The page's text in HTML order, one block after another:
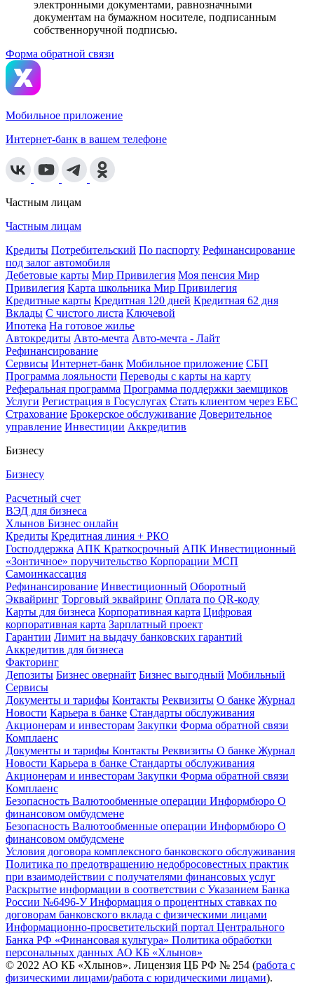
электронными документами, равнозначными
документам на бумажном носителе, подписанным
собственноручной подписью.
Форма обратной связи
Мобильное приложение
Интернет-банк в вашем телефоне
Частным лицам
Частным лицам
Кредиты Потребительский По паспорту Рефинансирование
под залог автомобиля
Дебетовые карты Мир Привилегия Моя пенсия Мир
Привилегия Карта школьника Мир Привилегия
Кредитные карты Кредитная 120 дней Кредитная 62 дня
Вклады С чистого листа Ключевой
Ипотека На готовое жилье
Автокредиты Авто-мечта Авто-мечта - Лайт
Рефинансирование
Сервисы Интернет-банк Мобильное приложение СБП
Программа лояльности Переводы с карты на карту
Реферальная программа Программа поддержки заемщиков
Услуги Регистрация в Госуслугах Стать клиентом через ЕБС
Страхование Брокерское обслуживание Доверительное
управление Инвестиции Аккредитив
Бизнесу
Бизнесу
Расчетный счет
ВЭД для бизнеса
Хлынов Бизнес онлайн
Кредиты Кредитная линия + РКО
Господдержка АПК Краткосрочный АПК Инвестиционный
«Зонтичное» поручительство Корпорации МСП
Самоинкассация
Рефинансирование Инвестиционный Оборотный
Эквайринг Торговый эквайринг Оплата по QR-коду
Карты для бизнеса Корпоративная карта Цифровая
корпоративная карта Зарплатный проект
Гарантии Лимит на выдачу банковских гарантий
Аккредитив для бизнеса
Факторинг
Депозиты Бизнес овернайт Бизнес выгодный Мобильный
Сервисы
Документы и тарифы Контакты Реквизиты О банке Журнал
Новости Карьера в банке Стандарты обслуживания
Акционерам и инвесторам Закупки Форма обратной связи
Комплаенс
Документы и тарифы Контакты Реквизиты О банке Журнал
Новости Карьера в банке Стандарты обслуживания
Акционерам и инвесторам Закупки Форма обратной связи
Комплаенс
Безопасность Валютообменные операции Информбюро О
финансовом омбудсмене
Безопасность Валютообменные операции Информбюро О
финансовом омбудсмене
Условия договора комплексного банковского обслуживания
Политика по предотвращению недобросовестных практик
при взаимодействии с получателями финансовых услуг
Раскрытие информации в соответствии с Указанием Банка
России №6496-УИнформация о процентных ставках по
договорам банковского вклада с физическими лицами
Информационно-просветительский портал Центрального
Банка РФ «Финансовая культура» Политика обработки
персональных данных АО КБ «Хлынов»
© 2022 АО КБ «Хлынов». Лицензия ЦБ РФ № 254 (работа с
физическими лицами/работа с юридическими лицами).